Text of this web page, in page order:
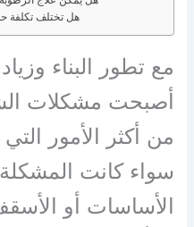
هل تختلف تكلفة
مع تطور البناء
أصبحت مشكلات
من أكثر الأمور
سواء كانت
الأساسات أو